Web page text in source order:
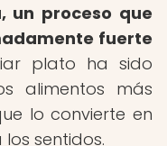
un proceso que
fuerte
plato ha sido
alimentos más
lo convierte en
sentidos.